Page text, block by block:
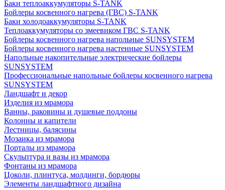
Баки теплоаккумуляторы S-TANK
Бойлеры косвенного нагрева (ГВС) S-TANK
Баки холодоаккумуляторы S-TANK
Теплоаккумуляторы со змеевиком ГВС S-TANK
Бойлеры косвенного нагрева напольные SUNSYSTEM
Бойлеры косвенного нагрева настенные SUNSYSTEM
Напольные накопительные электрические бойлеры
SUNSYSTEM
Профессиональные напольные бойлеры косвенного нагрева
SUNSYSTEM
Ландшафт и декор
Изделия из мрамора
Ванны, раковины и душевые поддоны
Колонны и капители
Лестницы, балясины
Мозаика из мрамора
Порталы из мрамора
Скульптура и вазы из мрамора
Фонтаны из мрамора
Цоколи, плинтуса, молдинги, бордюры
Элементы ландшафтного дизайна